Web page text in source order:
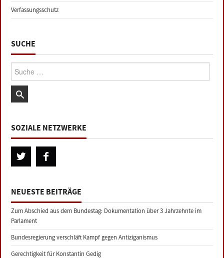
Verfassungsschutz
SUCHE
Suche:
SOZIALE NETZWERKE
NEUESTE BEITRÄGE
Zum Abschied aus dem Bundestag: Dokumentation über 3 Jahrzehnte im
Parlament
Bundesregierung verschläft Kampf gegen Antiziganismus
Gerechtigkeit für Konstantin Gedig